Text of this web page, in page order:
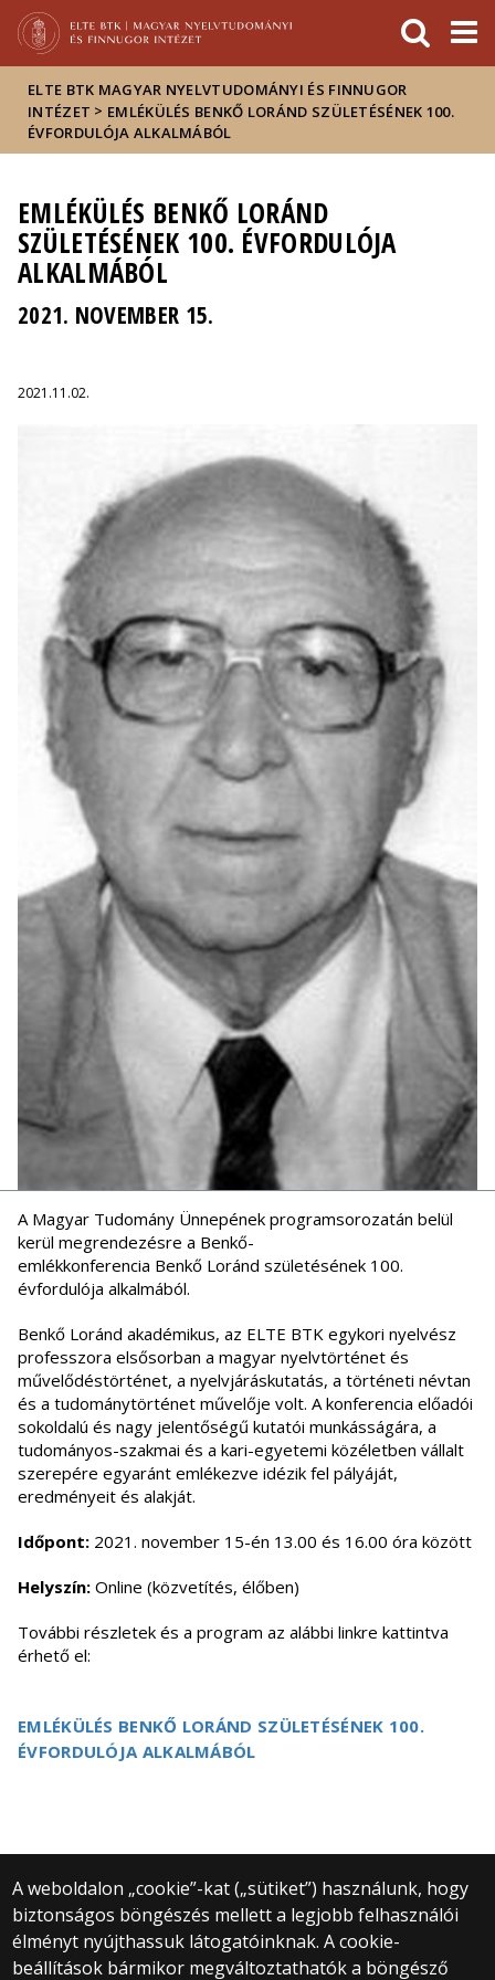
Hírek
Események
ELTE a
sajtóban
ELTE BTK MAGYAR NYELVTUDOMÁNYI ÉS FINNUGOR
INTÉZET > EMLÉKÜLÉS BENKŐ LORÁND SZÜLETÉSÉNEK 100.
ÉVFORDULÓJA ALKALMÁBÓL
EMLÉKÜLÉS BENKŐ LORÁND
SZÜLETÉSÉNEK 100. ÉVFORDULÓJA
ALKALMÁBÓL
2021. NOVEMBER 15.
2021.11.02.
A Magyar Tudomány Ünnepének programsorozatán belül
kerül megrendezésre a Benkő-
emlékkonferencia Benkő Loránd születésének 100.
évfordulója alkalmából.
Benkő Loránd akadémikus, az ELTE BTK egykori nyelvész
professzora elsősorban a magyar nyelvtörténet és
művelődéstörténet, a nyelvjáráskutatás, a történeti névtan
és a tudománytörténet művelője volt. A konferencia előadói
sokoldalú és nagy jelentőségű kutatói munkásságára, a
tudományos-szakmai és a kari-egyetemi közéletben vállalt
szerepére egyaránt emlékezve idézik fel pályáját,
eredményeit és alakját.
Időpont: 2021. november 15-én 13.00 és 16.00 óra között
Helyszín: Online (közvetítés, élőben)
További részletek és a program az alábbi linkre kattintva
érhető el:
EMLÉKÜLÉS BENKŐ LORÁND SZÜLETÉSÉNEK 100.
ÉVFORDULÓJA ALKALMÁBÓL
A weboldalon „cookie”-kat („sütiket”) használunk, hogy
biztonságos böngészés mellett a legjobb felhasználói
élményt nyújthassuk látogatóinknak. A cookie-
beállítások bármikor megváltoztathatók a böngésző
© 2025 Eötvös Loránd Tudományegyetem
Minden jog fenntartva.
1053 Budapest, Egyetem tér 1–3.